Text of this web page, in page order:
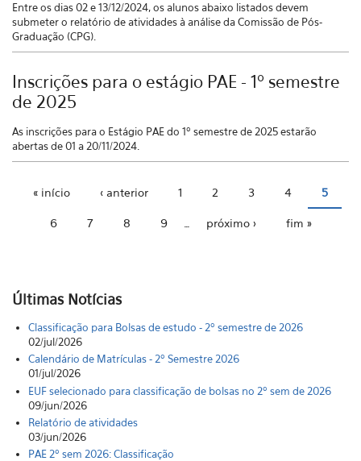
Entre os dias 02 e 13/12/2024, os alunos abaixo listados devem
submeter o relatório de atividades à análise da Comissão de Pós-
Graduação (CPG).
Inscrições para o estágio PAE - 1º semestre
de 2025
As inscrições para o Estágio PAE do 1º semestre de 2025 estarão
abertas de 01 a 20/11/2024.
« início ‹ anterior 1 2 3 4 5
6 7 8 9 próximo › fim »
Últimas Notícias
Classificação para Bolsas de estudo - 2º semestre de 2026
02/jul/2026
Calendário de Matrículas - 2º Semestre 2026
01/jul/2026
EUF selecionado para classificação de bolsas no 2º sem de 2026
09/jun/2026
Relatório de atividades
03/jun/2026
PAE 2º sem 2026: Classificação